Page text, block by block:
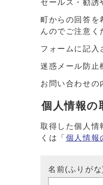
セールス・勧誘
町からの回答を
んのでご注意く
フォームに記入
迷惑メール防
お問い合わせの
個人情報の
取得した個人情
くは「 個人情報
名前(ふりが